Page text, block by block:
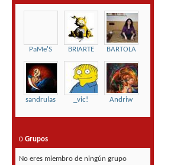
PaMe'S BRIARTE BARTOLA
sandrulas _vic! Andriw
0 Grupos
No eres miembro de ningún grupo